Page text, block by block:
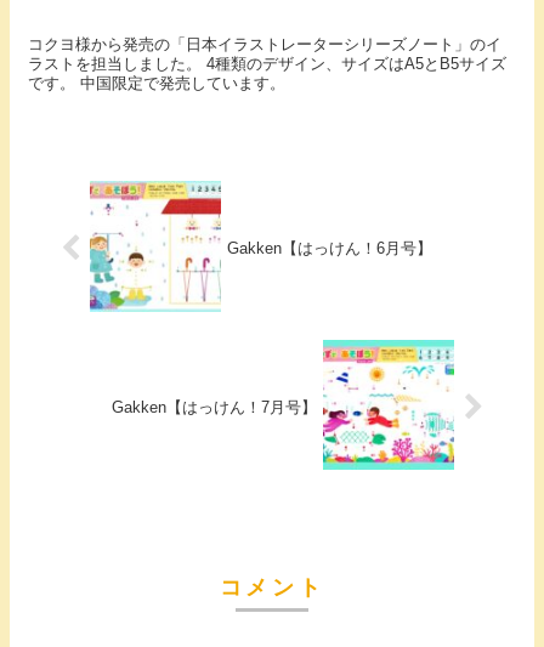
コクヨ様から発売の「日本イラストレーターシリーズノート」のイ
ラストを担当しました。 4種類のデザイン、サイズはA5とB5サイズ
です。 中国限定で発売しています。
Gakken【はっけん！6月号】
Gakken【はっけん！7月号】
コメント